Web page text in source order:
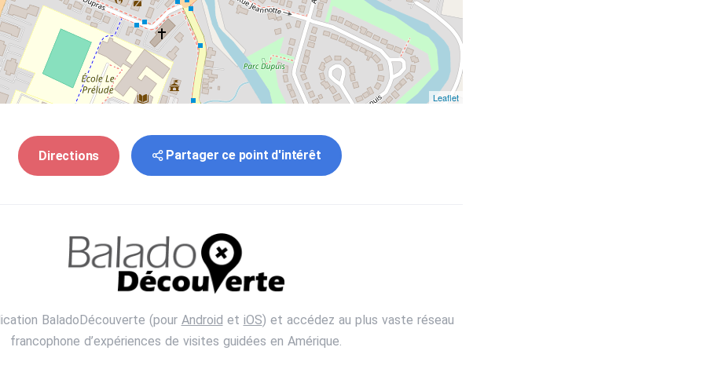
Leaflet
Directions Partager ce point d'intérêt
BaladoDécouverte (pour Android et iOS) et accédez au plus vaste réseau
francophone d’expériences de visites guidées en Amérique.